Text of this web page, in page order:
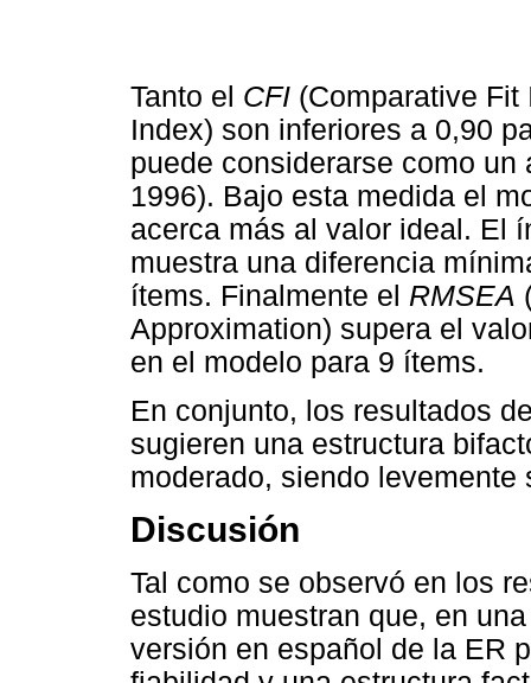
Tanto el CFI (Comparative
Index) son inferiores a 0,90
puede considerarse como
1996). Bajo esta medida el
acerca más al valor ideal. El
muestra una diferencia
ítems. Finalmente el RMSEA
Approximation) supera el
en el modelo para 9 ítems.
En conjunto, los resultados
sugieren una estructura
moderado, siendo
Discusión
Tal como se observó en los
estudio muestran que, en
versión en español de la ER